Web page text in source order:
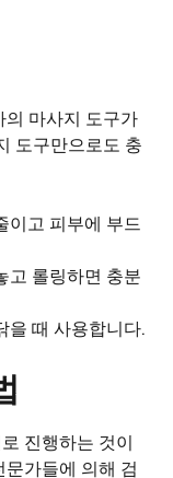
의 마사지 도구가
도구만으로도 충
이고 피부에 부드
고 롤링하면 충분
을 때 사용합니다.
진행하는 것이
가들에 의해 검